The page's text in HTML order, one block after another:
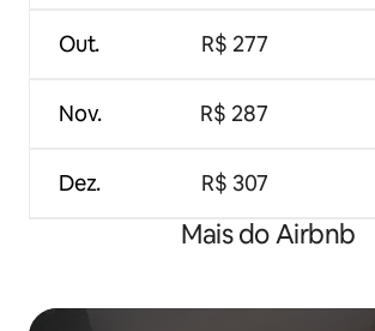
Out.
Nov.
Dez.
R$ 277
R$ 287
R$ 307
Mais do Airbnb